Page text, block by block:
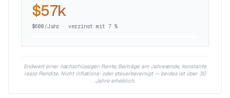
$57k
$600/Jahr · verzinst mit 7 %
Endwert einer nachschüssigen Rente, Beiträge am Jahresende, konstante
reale Rendite. Nicht inflations- oder steuerbereinigt — beides ist über 30
Jahre erheblich.